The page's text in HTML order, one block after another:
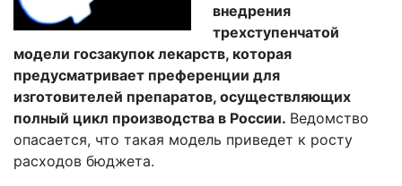
внедрения
трехступенчатой
модели госзакупок лекарств, которая
предусматривает преференции для
изготовителей препаратов, осуществляющих
полный цикл производства в России. Ведомство
опасается, что такая модель приведет к росту
расходов бюджета.